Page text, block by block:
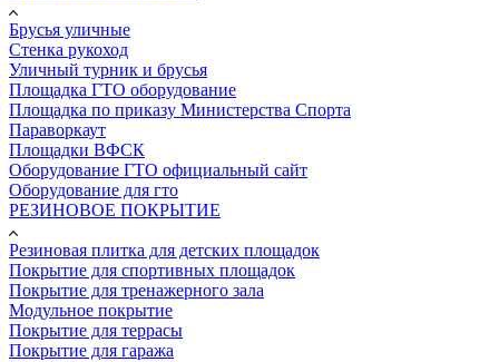
Брусья уличные
Стенка рукоход
Уличный турник и брусья
Площадка ГТО оборудование
Площадка по приказу Министерства Спорта
Параворкаут
Площадки ВФСК
Оборудование ГТО официальный сайт
Оборудование для гто
РЕЗИНОВОЕ ПОКРЫТИЕ
Резиновая плитка для детских площадок
Покрытие для спортивных площадок
Покрытие для тренажерного зала
Модульное покрытие
Покрытие для террасы
Покрытие для гаража